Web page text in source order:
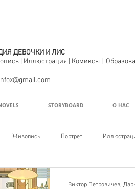
ДЕВОЧКИ И ЛИС
| Иллюстрация | Комиксы |
STORYBOARD О НАС
Живопись Портрет
Виктор Петровичев,